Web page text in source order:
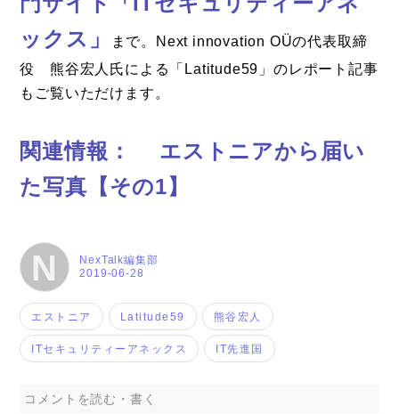
ックス 」
まで。Next innovation OÜの代表取締
役 熊谷宏人氏による「Latitude59」のレポート記事
もご覧いただけます。
関連情報： エストニアから届い
た写真【その1】
N 2019-06-28
NexTalk編集部
エストニア Latitude59 熊谷宏人
ITセキュリティーアネックス IT先進国
コメントを読む・書く